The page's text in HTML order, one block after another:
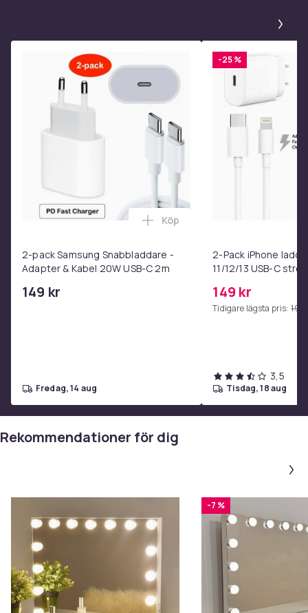
100 x 27 x 60 cm
Vikt, gram
Artikel.nr.
1d80a2de-6f9c-4f7a-ae98-a7a936ec10e2
Produktsäkerhetsinformation
2-pack Samsung Snabbladdare -
Adapter & Kabel 20W USB-C 2m
149 kr
Lägg till 2-pack Samsung
Köp
fredag, 14 aug
-25 %
2-Pack iPhone
11/12/13 USB-C
149 kr
Tidigare lägsta pris: 199
3,5
tisdag, 18 aug
Rekommendationer för dig
-7 %